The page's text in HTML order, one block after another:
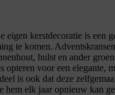
eigen kerstdecoratie is een
te komen.
hulst en ander
opteren voor een elegante,
is ook dat deze
hem elk jaar opnieuw kan